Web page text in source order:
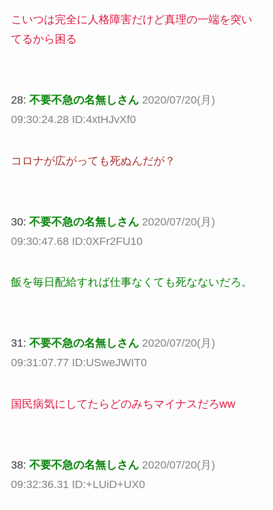
こいつは完全に人格障害だけど真理の一端を突い
てるから困る
28: 不要不急の名無しさん 2020/07/20(月)
09:30:24.28 ID:4xtHJvXf0
コロナが広がっても死ぬんだが？
30: 不要不急の名無しさん 2020/07/20(月)
09:30:47.68 ID:0XFr2FU10
飯を毎日配給すれば仕事なくても死なないだろ。
31: 不要不急の名無しさん 2020/07/20(月)
09:31:07.77 ID:USweJWIT0
国民病気にしてたらどのみちマイナスだろww
38: 不要不急の名無しさん 2020/07/20(月)
09:32:36.31 ID:+LUiD+UX0